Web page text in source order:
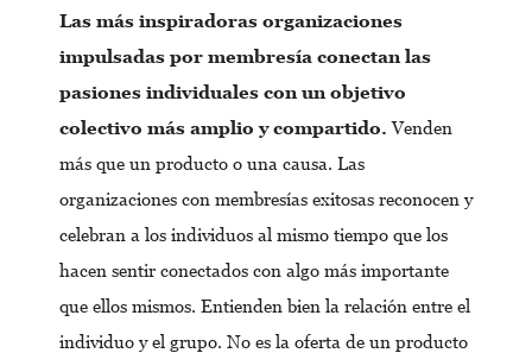
Las más inspiradoras organizaciones
impulsadas por membresía conectan las
pasiones individuales con un objetivo
colectivo más amplio y compartido.Venden
más que un producto o una causa. Las
organizaciones con membresías exitosas reconocen y
celebran a los individuos al mismo tiempo que los
hacen sentir conectados con algo más importante
que ellos mismos. Entienden bien la relación entre el
individuo y el grupo. No es la oferta de un producto